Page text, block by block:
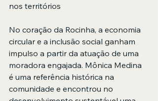
nos territórios
No coração da Rocinha, a economia
circular e a inclusão social ganham
impulso a partir da atuação de uma
moradora engajada. Mônica Medina
é uma referência histórica na
comunidade e encontrou no